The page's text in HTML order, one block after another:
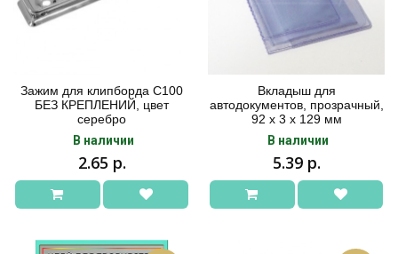
Зажим для клипборда С100
БЕЗ КРЕПЛЕНИЙ, цвет
серебро
В наличии
2.65 р.
Вкладыш для
автодокументов, прозрачный,
92 х 3 х 129 мм
В наличии
5.39 р.